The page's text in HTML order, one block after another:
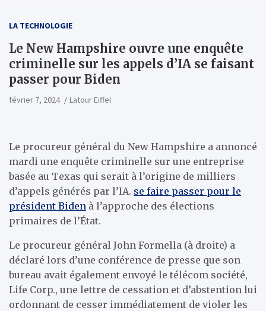
LA TECHNOLOGIE
Le New Hampshire ouvre une enquête
criminelle sur les appels d’IA se faisant
passer pour Biden
février 7, 2024 Latour Eiffel
Le procureur général du New Hampshire a annoncé
mardi une enquête criminelle sur une entreprise
basée au Texas qui serait à l’origine de milliers
d’appels générés par l’IA. se faire passer pour le
président Biden à l’approche des élections
primaires de l’État.
Le procureur général John Formella (à droite) a
déclaré lors d’une conférence de presse que son
bureau avait également envoyé le télécom société,
Life Corp., une lettre de cessation et d’abstention lui
ordonnant de cesser immédiatement de violer les